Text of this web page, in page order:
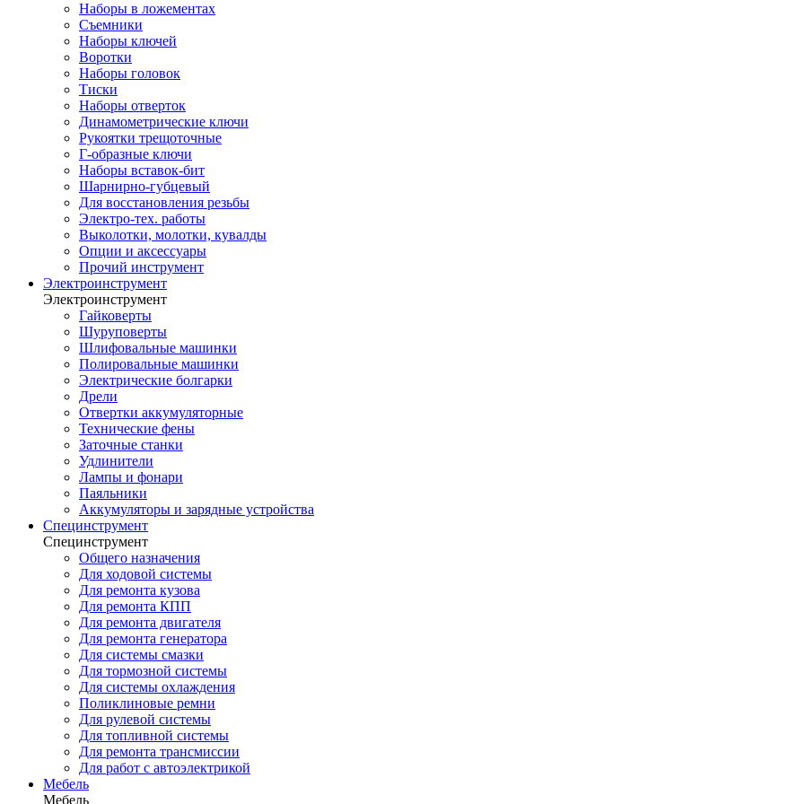
Наборы в ложементах
Съемники
Наборы ключей
Воротки
Наборы головок
Тиски
Наборы отверток
Динамометрические ключи
Рукоятки трещоточные
Г-образные ключи
Наборы вставок-бит
Шарнирно-губцевый
Для восстановления резьбы
Электро-тех. работы
Выколотки, молотки, кувалды
Опции и аксессуары
Прочий инструмент
Электроинструмент
Электроинструмент
Гайковерты
Шуруповерты
Шлифовальные машинки
Полировальные машинки
Электрические болгарки
Дрели
Отвертки аккумуляторные
Технические фены
Заточные станки
Удлинители
Лампы и фонари
Паяльники
Аккумуляторы и зарядные устройства
Специнструмент
Специнструмент
Общего назначения
Для ходовой системы
Для ремонта кузова
Для ремонта КПП
Для ремонта двигателя
Для ремонта генератора
Для системы смазки
Для тормозной системы
Для системы охлаждения
Поликлиновые ремни
Для рулевой системы
Для топливной системы
Для ремонта трансмиссии
Для работ с автоэлектрикой
Мебель
Мебель